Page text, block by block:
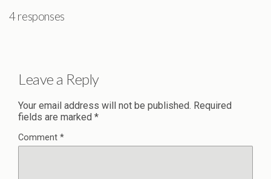
4 responses
Leave a Reply
Your email address will not be published. Required
fields are marked *
Comment *